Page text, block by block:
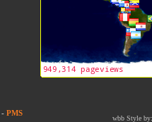
- PMS
wbb Style